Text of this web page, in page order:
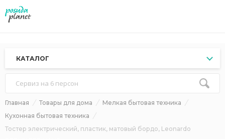
КАТАЛОГ
Сервиз на 6 персон
Главная Товары для дома
Мелкая бытовая техника
Кухонная бытовая техника
Тостер электрический, пластик, матовый бордо, Leonardo